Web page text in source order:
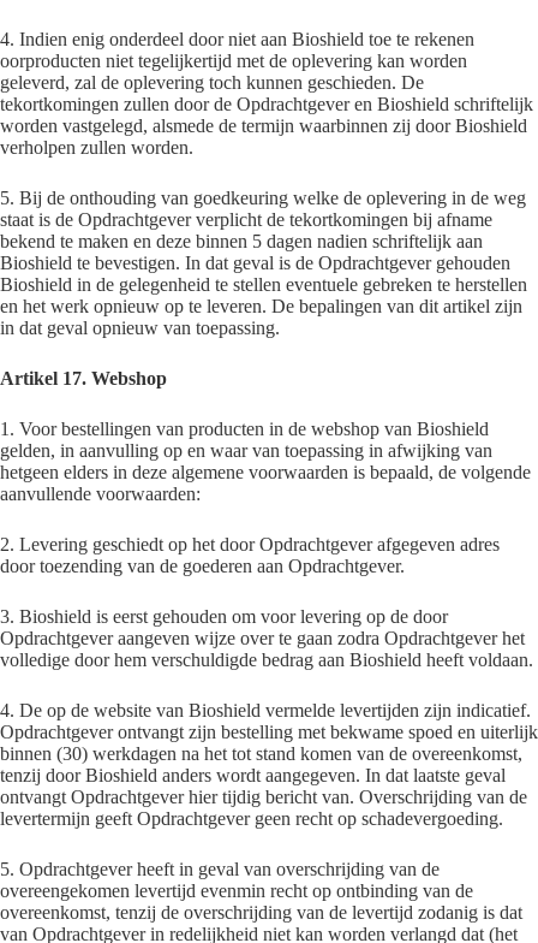
4. Indien enig onderdeel door niet aan Bioshield toe te rekenen
oorproducten niet tegelijkertijd met de oplevering kan worden
geleverd, zal de oplevering toch kunnen geschieden. De
tekortkomingen zullen door de Opdrachtgever en Bioshield schriftelijk
worden vastgelegd, alsmede de termijn waarbinnen zij door Bioshield
verholpen zullen worden.
5. Bij de onthouding van goedkeuring welke de oplevering in de weg
staat is de Opdrachtgever verplicht de tekortkomingen bij afname
bekend te maken en deze binnen 5 dagen nadien schriftelijk aan
Bioshield te bevestigen. In dat geval is de Opdrachtgever gehouden
Bioshield in de gelegenheid te stellen eventuele gebreken te herstellen
en het werk opnieuw op te leveren. De bepalingen van dit artikel zijn
in dat geval opnieuw van toepassing.
Artikel 17. Webshop
1. Voor bestellingen van producten in de webshop van Bioshield
gelden, in aanvulling op en waar van toepassing in afwijking van
hetgeen elders in deze algemene voorwaarden is bepaald, de volgende
aanvullende voorwaarden:
2. Levering geschiedt op het door Opdrachtgever afgegeven adres
door toezending van de goederen aan Opdrachtgever.
3. Bioshield is eerst gehouden om voor levering op de door
Opdrachtgever aangeven wijze over te gaan zodra Opdrachtgever het
volledige door hem verschuldigde bedrag aan Bioshield heeft voldaan.
4. De op de website van Bioshield vermelde levertijden zijn indicatief.
Opdrachtgever ontvangt zijn bestelling met bekwame spoed en uiterlijk
binnen (30) werkdagen na het tot stand komen van de overeenkomst,
tenzij door Bioshield anders wordt aangegeven. In dat laatste geval
ontvangt Opdrachtgever hier tijdig bericht van. Overschrijding van de
levertermijn geeft Opdrachtgever geen recht op schadevergoeding.
5. Opdrachtgever heeft in geval van overschrijding van de
overeengekomen levertijd evenmin recht op ontbinding van de
overeenkomst, tenzij de overschrijding van de levertijd zodanig is dat
van Opdrachtgever in redelijkheid niet kan worden verlangd dat (het